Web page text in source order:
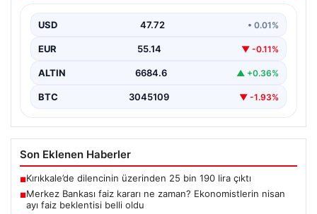
USD 47.72 • 0.01%
EUR 55.14 ▼ -0.11%
ALTIN 6684.6 ▲ +0.36%
BTC 3045109 ▼ -1.93%
Son Eklenen Haberler
■Kırıkkale’de dilencinin üzerinden 25 bin 190 lira çıktı
■Merkez Bankası faiz kararı ne zaman? Ekonomistlerin nisan
ayı faiz beklentisi belli oldu